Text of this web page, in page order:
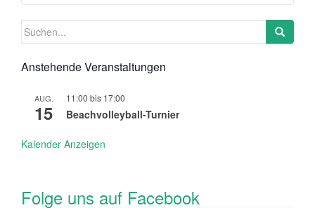
Suchen
Anstehende Veranstaltungen
AUG.
15
11:00 bis 17:00
Beachvolleyball-Turnier
Kalender Anzeigen
Folge uns auf Facebook